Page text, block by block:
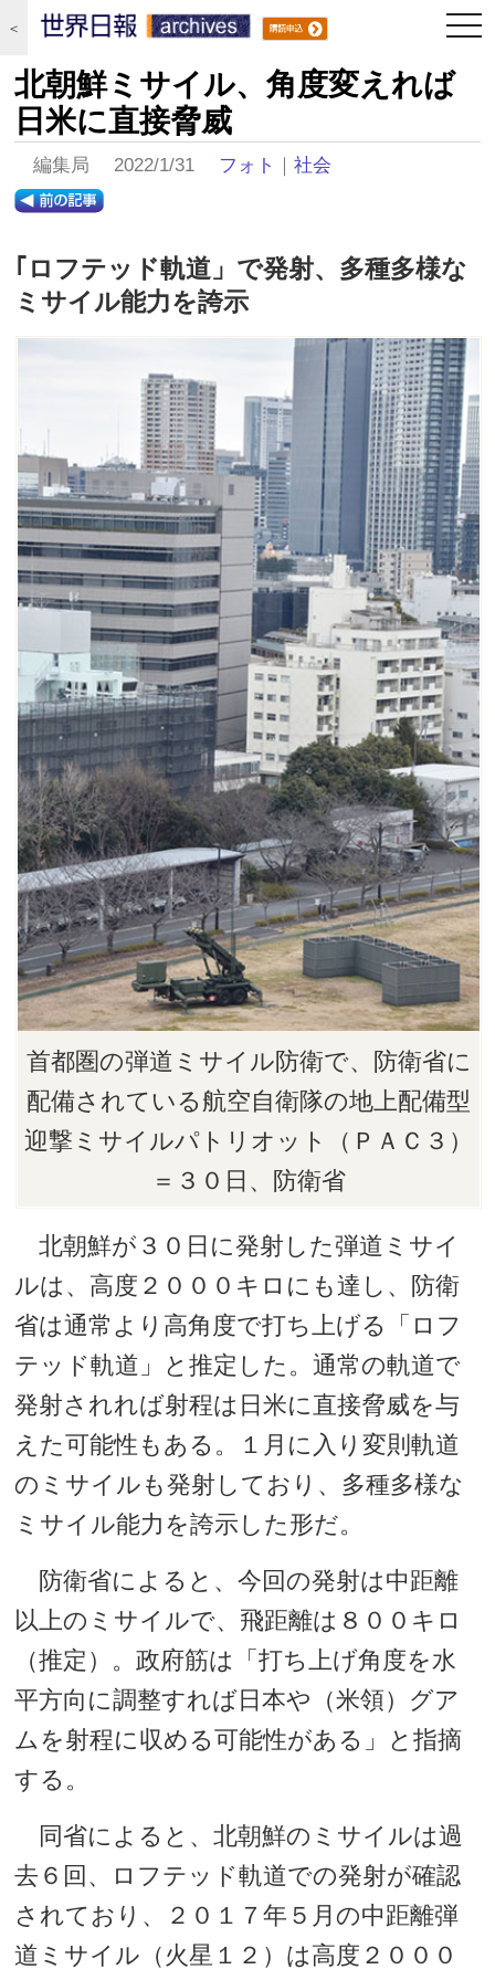
＜
北朝鮮ミサイル、角度変えれば
日米に直接脅威
編集局 2022/1/31 フォト ｜社会
｢ロフテッド軌道」で発射、多種多様な
ミサイル能力を誇示
首都圏の弾道ミサイル防衛で、防衛省に
配備されている航空自衛隊の地上配備型
迎撃ミサイルパトリオット（ＰＡＣ３）
＝３０日、防衛省
北朝鮮が３０日に発射した弾道ミサイ
ルは、高度２０００キロにも達し、防衛
省は通常より高角度で打ち上げる「ロフ
テッド軌道」と推定した。通常の軌道で
発射されれば射程は日米に直接脅威を与
えた可能性もある。１月に入り変則軌道
のミサイルも発射しており、多種多様な
ミサイル能力を誇示した形だ。
防衛省によると、今回の発射は中距離
以上のミサイルで、飛距離は８００キロ
（推定）。政府筋は「打ち上げ角度を水
平方向に調整すれば日本や（米領）グア
ムを射程に収める可能性がある」と指摘
する。
同省によると、北朝鮮のミサイルは過
去６回、ロフテッド軌道での発射が確認
されており、２０１７年５月の中距離弾
道ミサイル（火星１２）は高度２０００